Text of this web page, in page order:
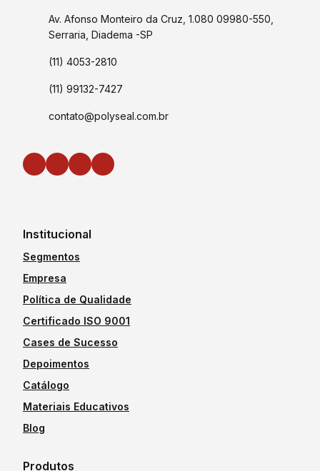
Av. Afonso Monteiro da Cruz, 1.080 09980-550,
Serraria, Diadema -SP
(11) 4053-2810
(11) 99132-7427
contato@polyseal.com.br
Institucional
Segmentos
Empresa
Política de Qualidade
Certificado ISO 9001
Cases de Sucesso
Depoimentos
Catálogo
Materiais Educativos
Blog
Produtos